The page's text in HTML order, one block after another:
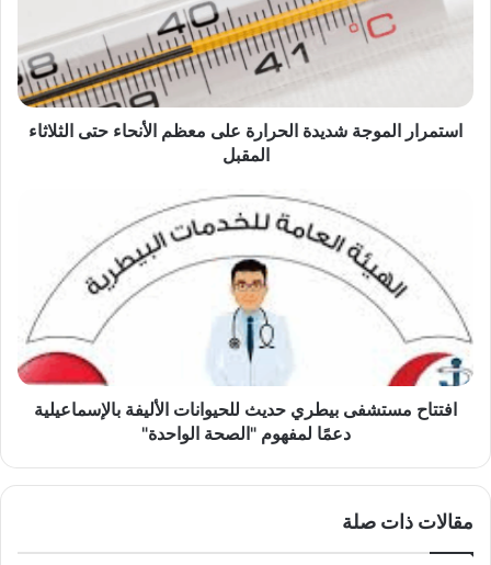
الثلاثاء
المقبل
استمرار الموجة شديدة الحرارة على معظم الأنحاء حتى الثلاثاء
المقبل
للحيوانات
الأليفة
بالإسماعيلية
دعمًا
لمفهوم
"الصحة
افتتاح مستشفى بيطري حديث للحيوانات الأليفة بالإسماعيلية
دعمًا لمفهوم "الصحة الواحدة"
مقالات ذات صلة